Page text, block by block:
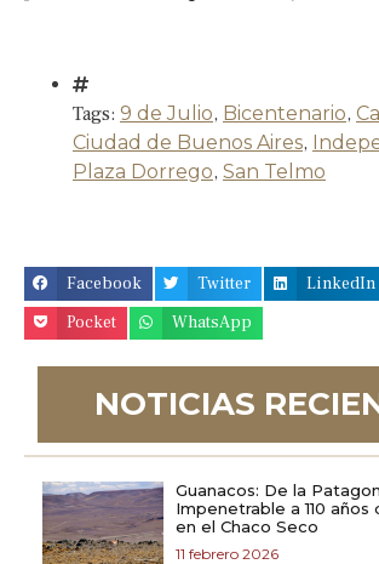
Tags: 9 de Julio, Bicentenario,
Ciudad de Buenos Aires,
Plaza Dorrego, San Telmo
Facebook Twitter LinkedIn
Pocket
WhatsApp
NOTICIAS
Guanacos: De la
Impenetrable a 110 años
en el Chaco Seco
11 febrero 2026